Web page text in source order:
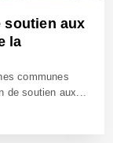
soutien aux
la
communes
de soutien aux...